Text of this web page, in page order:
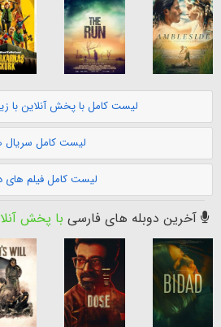
لیست کامل با پخش آنلاین با
لیست کامل سریال
لیست کامل فیلم های
آخرین دوبله های فارسی با پخش